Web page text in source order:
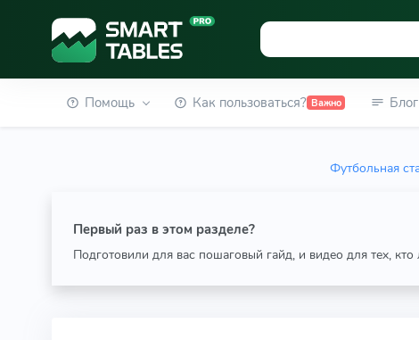
Помощь Как пользоваться? Важно Блог
Футбольная
Первый раз в этом разделе?
Подготовили для вас пошаговый гайд, и видео для тех,